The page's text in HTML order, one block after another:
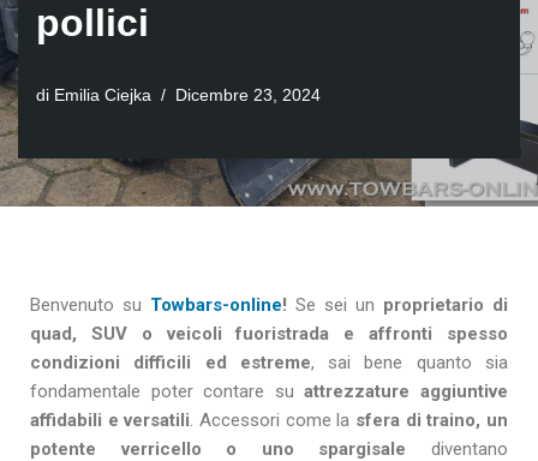
pollici
di Emilia Ciejka Dicembre 23, 2024
Benvenuto su Towbars-online! Se sei un proprietario di
quad, SUV o veicoli fuoristrada e affronti spesso
condizioni difficili ed estreme, sai bene quanto sia
fondamentale poter contare suattrezzature aggiuntive
affidabili e versatili. Accessori come la sfera di traino, un
potente verricello o uno spargisale diventano